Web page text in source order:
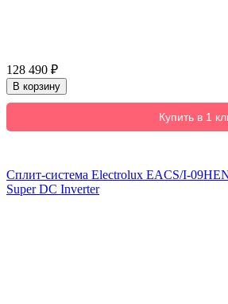
128 490 ₽
В корзину
Купить в 1
Сплит-система Electrolux EACS/I-
Super DC Inverter